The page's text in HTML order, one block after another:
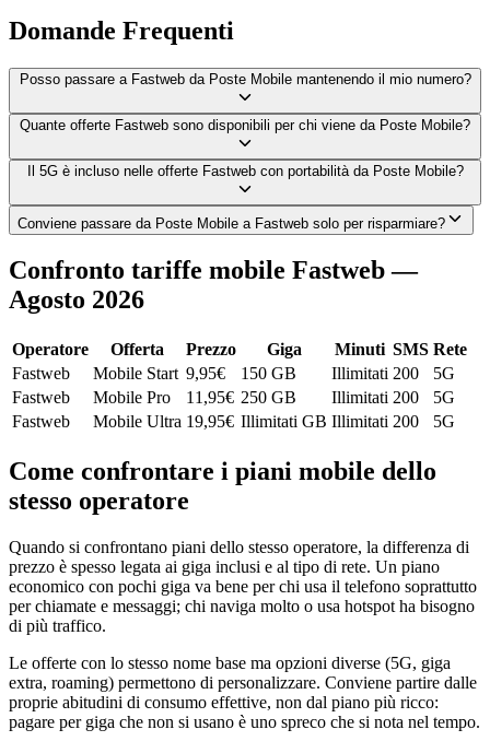
Domande Frequenti
Posso passare a Fastweb da Poste Mobile mantenendo il mio numero?
Quante offerte Fastweb sono disponibili per chi viene da Poste Mobile?
Il 5G è incluso nelle offerte Fastweb con portabilità da Poste Mobile?
Conviene passare da Poste Mobile a Fastweb solo per risparmiare?
Confronto tariffe mobile Fastweb —
Agosto 2026
Operatore Offerta Prezzo Giga Minuti SMS Rete
Fastweb
Mobile Start 9,95€ 150 GB Illimitati 200
5G
Fastweb
Mobile Pro 11,95€ 250 GB Illimitati 200
5G
Fastweb
Mobile Ultra 19,95€ Illimitati GB Illimitati 200 5G
Come confrontare i piani mobile dello
stesso operatore
Quando si confrontano piani dello stesso operatore, la differenza di
prezzo è spesso legata ai giga inclusi e al tipo di rete. Un piano
economico con pochi giga va bene per chi usa il telefono soprattutto
per chiamate e messaggi; chi naviga molto o usa hotspot ha bisogno
di più traffico.
Le offerte con lo stesso nome base ma opzioni diverse (5G, giga
extra, roaming) permettono di personalizzare. Conviene partire dalle
proprie abitudini di consumo effettive, non dal piano più ricco:
pagare per giga che non si usano è uno spreco che si nota nel tempo.